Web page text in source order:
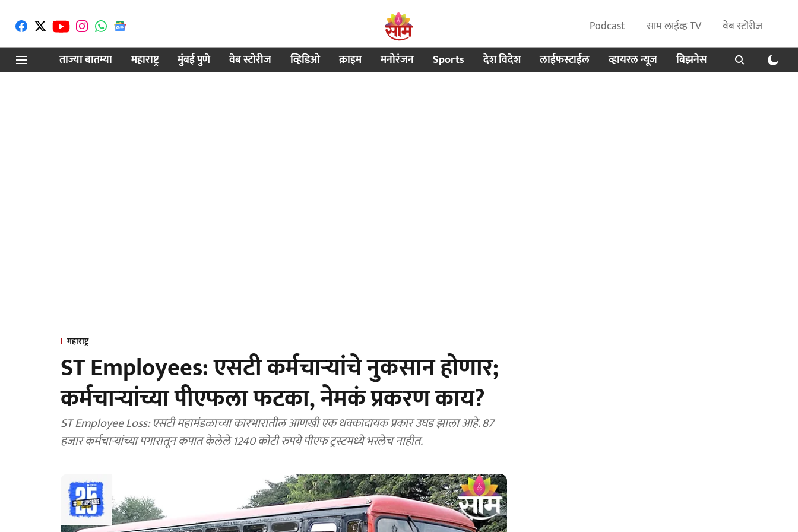
Podcast साम लाईव्ह TV
वेब स्टोरीज
ताज्या बातम्या
महाराष्ट्र मुंबई पुणे वेब स्टोरीज व्हिडिओ क्राइम मनोरंजन Sports देश विदेश लाईफस्टाईल व्हायरल न्यूज बिझनेस
महाराष्ट्र
ST Employees: एसटी कर्मचाऱ्यांचे नुकसान होणार;
कर्मचाऱ्यांच्या पीएफला फटका, नेमकं प्रकरण काय?
ST Employee Loss: एसटी महामंडळाच्या कारभारातील आणखी एक धक्कादायक प्रकार उघड झाला आहे. 87
हजार कर्मचाऱ्यांच्या पगारातून कपात केलेले 1240 कोटी रुपये पीएफ ट्रस्टमध्ये भरलेच नाहीत.